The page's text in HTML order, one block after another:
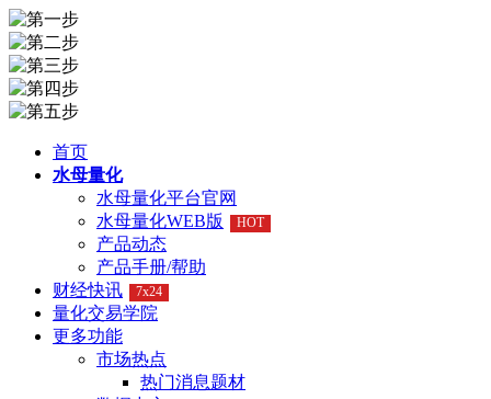
首页
水母量化
水母量化平台官网
水母量化WEB版
HOT
产品动态
产品手册/帮助
财经快讯
7x24
量化交易学院
更多功能
市场热点
热门消息题材